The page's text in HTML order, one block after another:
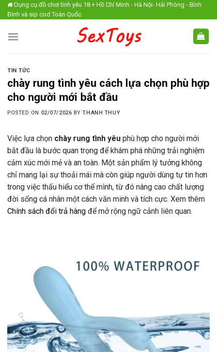
Skip
to
Dụng cụ đồ chơi tình yêu 18 + Hồ Chí Minh - Hà Nội- Hải Phòng - Bình
Định và sip cod Toàn Quốc
TIN TỨC
chày rung tình yêu cách lựa chọn phù hợp
cho người mới bắt đầu
POSTED ON 02/07/2026 BYTHANH THUY
Việc lựa chọn chày rung tình yêu phù hợp cho người mới
bắt đầu là bước quan trọng để khám phá những trải nghiệm
cảm xúc mới mẻ và an toàn. Một sản phẩm lý tưởng không
chỉ mang lại sự thoải mái mà còn giúp người dùng tự tin hơn
trong việc thấu hiểu cơ thể mình, từ đó nâng cao chất lượng
đời sống cá nhân một cách văn minh và tích cực. Xem thêm
Chính sách đổi trả hàng để mở rộng ngữ cảnh liên quan.